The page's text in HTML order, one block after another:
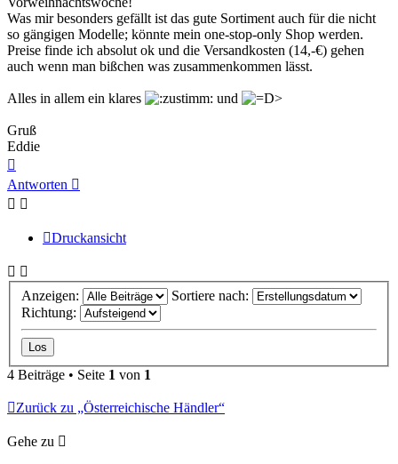
Was mir besonders gefällt ist das gute Sortiment auch für die nicht
so gängigen Modelle; könnte mein one-stop-only Shop werden.
Preise finde ich absolut ok und die Versandkosten (14,-€) gehen
auch wenn man bißchen was zusammenkommen lässt.
Alles in allem ein klares und
Gruß
Eddie
oben
Antworten
Druckansicht
Anzeigen:
Sortiere nach:
Richtung:
4 Beiträge • Seite 1 von 1
Zurück zu „Österreichische Händler“
Gehe zu